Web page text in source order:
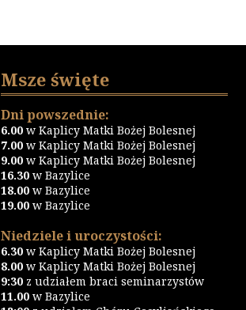
Msze święte
Dni powszednie:
6.00 w Kaplicy Matki Bożej Bolesnej
7.00 w Kaplicy Matki Bożej Bolesnej
9.00 w Kaplicy Matki Bożej Bolesnej
16.30w Bazylice
18.00w Bazylice
19.00w Bazylice
Niedziele i uroczystości:
6.30 w Kaplicy Matki Bożej Bolesnej
8.00 w Kaplicy Matki Bożej Bolesnej
9:30 z udziałem braci seminarzystów
11.00 w Bazylice